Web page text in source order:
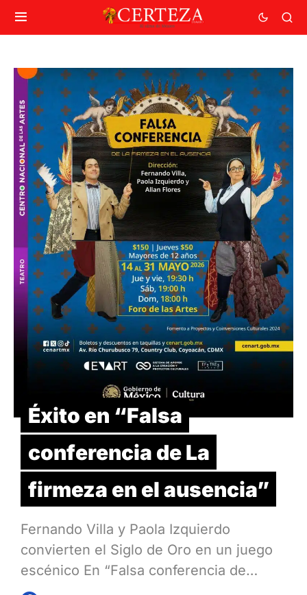
Éxito en “Falsa
conferencia de La
firmeza en el ausencia”
Fernando Villa y Paola Izquierdo
convierten el Siglo de Oro en un juego
escénico En “Falsa conferencia de…